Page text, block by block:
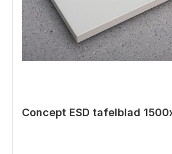
Concept ESD tafelblad